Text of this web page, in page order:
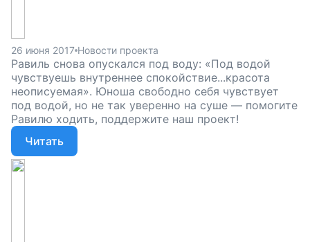
26 июня 2017 Новости проекта
Равиль снова опускался под воду: «Под водой
чувствуешь внутреннее спокойствие...красота
неописуемая». Юноша свободно себя чувствует
под водой, но не так уверенно на суше — помогите
Равилю ходить, поддержите наш проект!
Читать